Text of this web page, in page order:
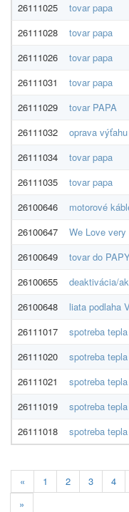
26111025
tovar papa
26111028
tovar papa
26111026
tovar papa
26111031
tovar papa
26111029
tovar PAPA
26111032
oprava výťahu
26111034
tovar papa
26111035
tovar papa
26100646
motorové
26100647
We Love
26100649
tovar do
26100655
deaktivácia/
26100648
liata podlaha
26111017
spotreba
26111020
spotreba
26111021
spotreba
26111019
spotreba
26111018
spotreba
« 1 2 3 4
»